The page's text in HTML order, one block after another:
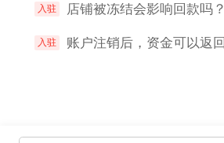
入驻 店铺被冻结会影响回款吗？
入驻